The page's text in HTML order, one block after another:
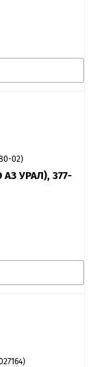
02)
АЗ УРАЛ), 377-